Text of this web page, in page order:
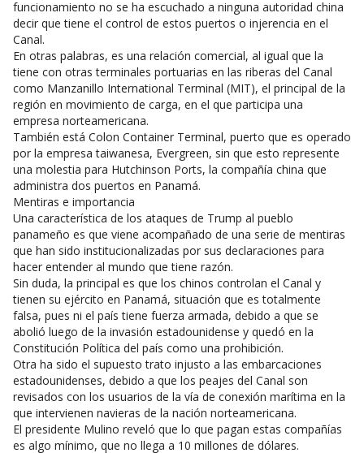
funcionamiento no se ha escuchado a ninguna autoridad china
decir que tiene el control de estos puertos o injerencia en el
Canal.
En otras palabras, es una relación comercial, al igual que la
tiene con otras terminales portuarias en las riberas del Canal
como Manzanillo International Terminal (MIT), el principal de la
región en movimiento de carga, en el que participa una
empresa norteamericana.
También está Colon Container Terminal, puerto que es operado
por la empresa taiwanesa, Evergreen, sin que esto represente
una molestia para Hutchinson Ports, la compañía china que
administra dos puertos en Panamá.
Mentiras e importancia
Una característica de los ataques de Trump al pueblo
panameño es que viene acompañado de una serie de mentiras
que han sido institucionalizadas por sus declaraciones para
hacer entender al mundo que tiene razón.
Sin duda, la principal es que los chinos controlan el Canal y
tienen su ejército en Panamá, situación que es totalmente
falsa, pues ni el país tiene fuerza armada, debido a que se
abolió luego de la invasión estadounidense y quedó en la
Constitución Política del país como una prohibición.
Otra ha sido el supuesto trato injusto a las embarcaciones
estadounidenses, debido a que los peajes del Canal son
revisados con los usuarios de la vía de conexión marítima en la
que intervienen navieras de la nación norteamericana.
El presidente Mulino reveló que lo que pagan estas compañías
es algo mínimo, que no llega a 10 millones de dólares.